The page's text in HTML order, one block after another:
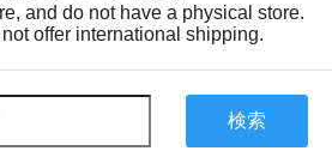
and do not have a physical store.
offer international shipping.
検索